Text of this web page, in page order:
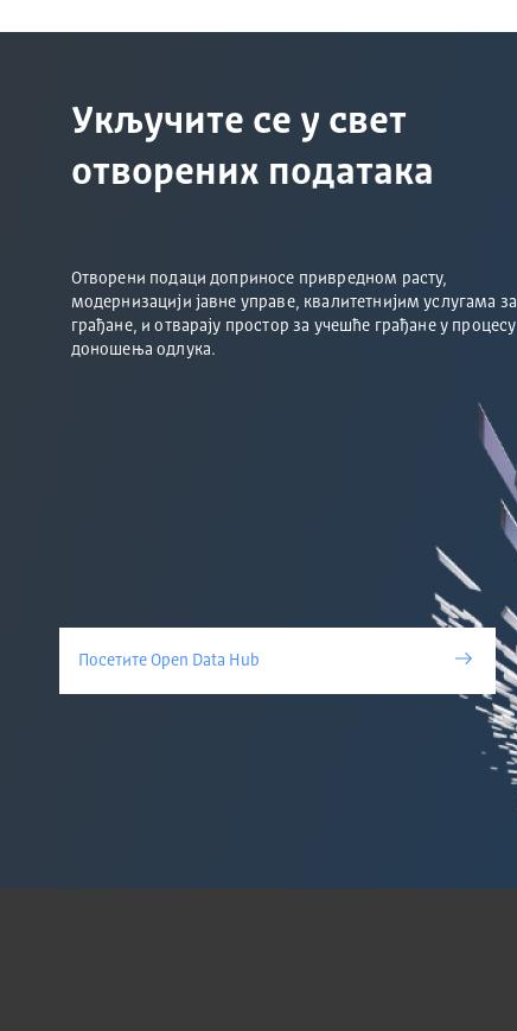
Укључите се у свет
отворених података
Отворени подаци доприносе привредном расту,
модернизацији јавне управе, квалитетнијим услугама за
грађане, и отварају простор за учешће грађане у процесу
доношења одлука.
Посетите Open Data Hub